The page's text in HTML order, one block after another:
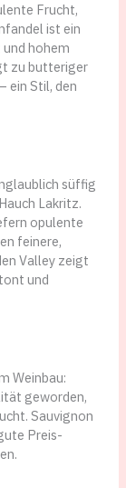
Frucht,
ist ein
hohem
zu butteriger
ein Stil, den
süffig
Lakritz.
opulente
feinere,
Valley zeigt
und
Weinbau:
geworden,
Sauvignon
Preis-